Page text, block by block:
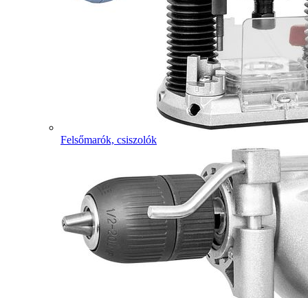
Felsőmarók, csiszolók